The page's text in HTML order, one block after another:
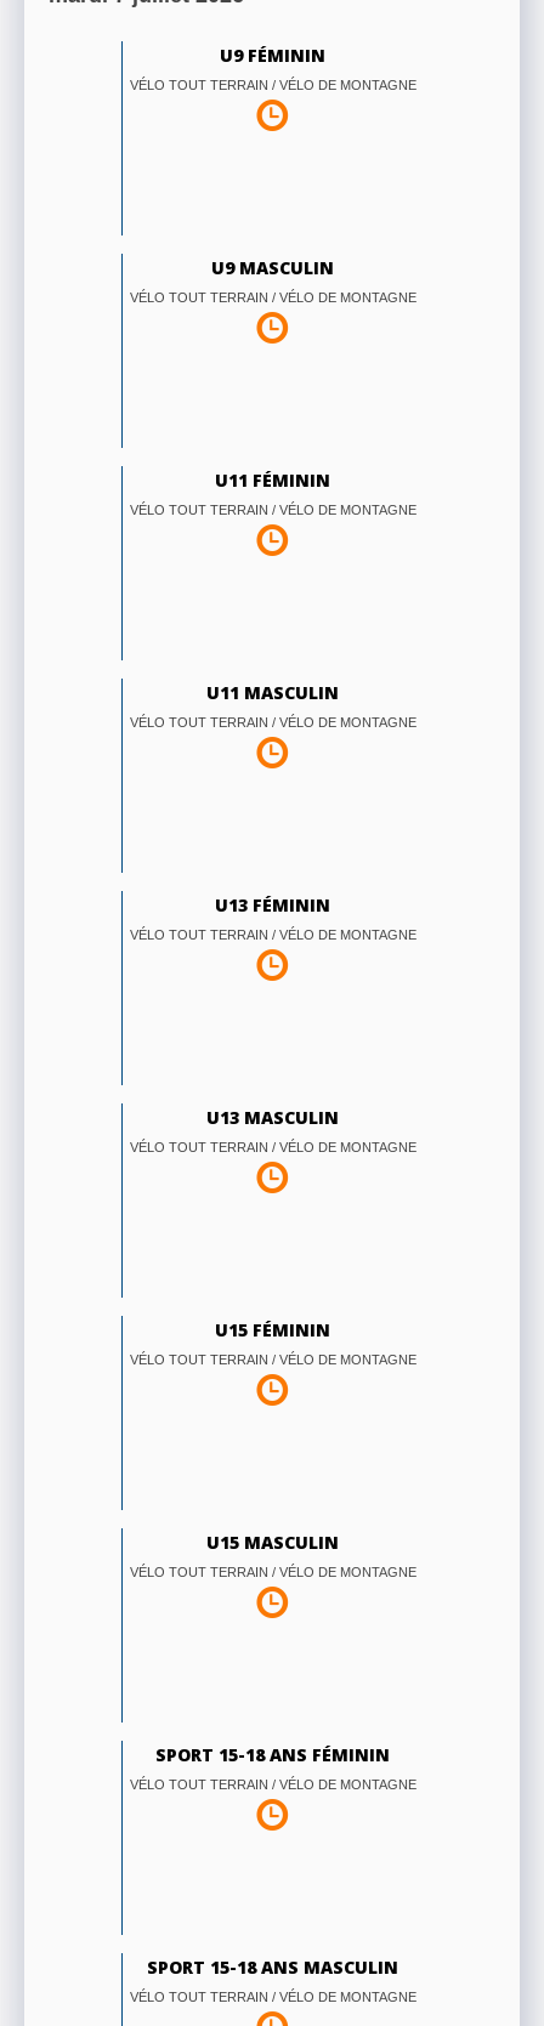
U9 FÉMININ
VÉLO TOUT TERRAIN / VÉLO DE MONTAGNE
U9 MASCULIN
VÉLO TOUT TERRAIN / VÉLO DE MONTAGNE
U11 FÉMININ
VÉLO TOUT TERRAIN / VÉLO DE MONTAGNE
U11 MASCULIN
VÉLO TOUT TERRAIN / VÉLO DE MONTAGNE
U13 FÉMININ
VÉLO TOUT TERRAIN / VÉLO DE MONTAGNE
U13 MASCULIN
VÉLO TOUT TERRAIN / VÉLO DE MONTAGNE
U15 FÉMININ
VÉLO TOUT TERRAIN / VÉLO DE MONTAGNE
U15 MASCULIN
VÉLO TOUT TERRAIN / VÉLO DE MONTAGNE
SPORT 15-18 ANS FÉMININ
VÉLO TOUT TERRAIN / VÉLO DE MONTAGNE
SPORT 15-18 ANS MASCULIN
VÉLO TOUT TERRAIN / VÉLO DE MONTAGNE